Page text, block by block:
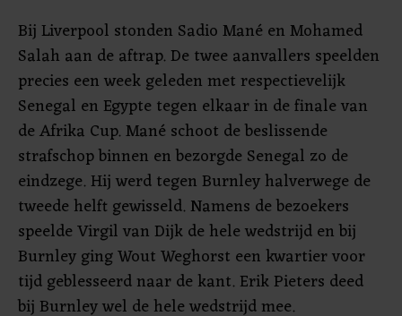
Bij Liverpool stonden Sadio Mané en Mohamed
Salah aan de aftrap. De twee aanvallers speelden
precies een week geleden met respectievelijk
Senegal en Egypte tegen elkaar in de finale van
de Afrika Cup. Mané schoot de beslissende
strafschop binnen en bezorgde Senegal zo de
eindzege. Hij werd tegen Burnley halverwege de
tweede helft gewisseld. Namens de bezoekers
speelde Virgil van Dijk de hele wedstrijd en bij
Burnley ging Wout Weghorst een kwartier voor
tijd geblesseerd naar de kant. Erik Pieters deed
bij Burnley wel de hele wedstrijd mee.